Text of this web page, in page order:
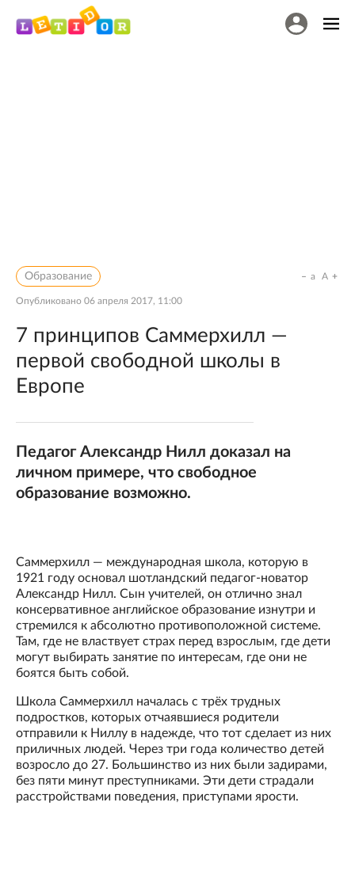
Образование
Опубликовано 06 апреля 2017, 11:00
a A
7 принципов Саммерхилл —
первой свободной школы в
Европе
Педагог Александр Нилл доказал на
личном примере, что свободное
образование возможно.
Саммерхилл — международная школа, которую в
1921 году основал шотландский педагог-новатор
Александр Нилл. Сын учителей, он отлично знал
консервативное английское образование изнутри и
стремился к абсолютно противоположной системе.
Там, где не властвует страх перед взрослым, где дети
могут выбирать занятие по интересам, где они не
боятся быть собой.
Школа Саммерхилл началась с трёх трудных
подростков, которых отчаявшиеся родители
отправили к Ниллу в надежде, что тот сделает из них
приличных людей. Через три года количество детей
возросло до 27. Большинство из них были задирами,
без пяти минут преступниками. Эти дети страдали
расстройствами поведения, приступами ярости.